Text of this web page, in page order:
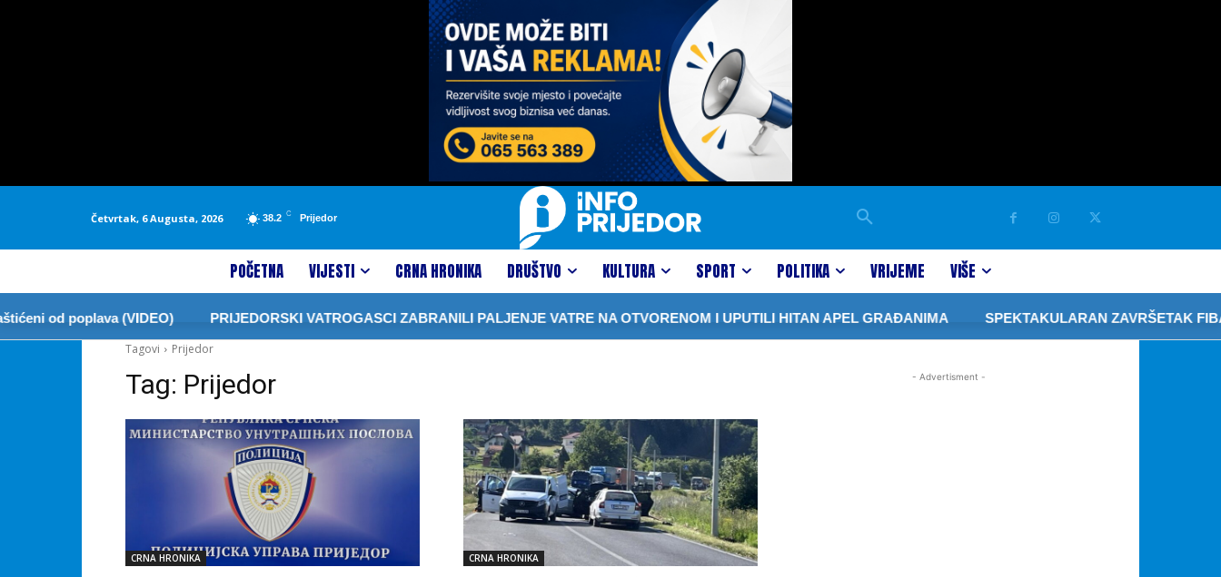
Četvrtak, 6 Augusta, 2026 38.2 C Prijedor
POČETNA VIJESTI CRNA HRONIKA DRUŠTVO KULTURA SPORT POLITIKA VRIJEME VIŠE
od poplava (VIDEO) PRIJEDORSKI VATROGASCI ZABRANILI PALJENJE VATRE NA OTVORENOM I UPUTILI HITAN APEL GRAĐANIMA
SPEKTAKULARAN ZAVRŠETAK FIBA
Tagovi
Prijedor
Tag: Prijedor
CRNA HRONIKA CRNA HRONIKA
- Advertisment -